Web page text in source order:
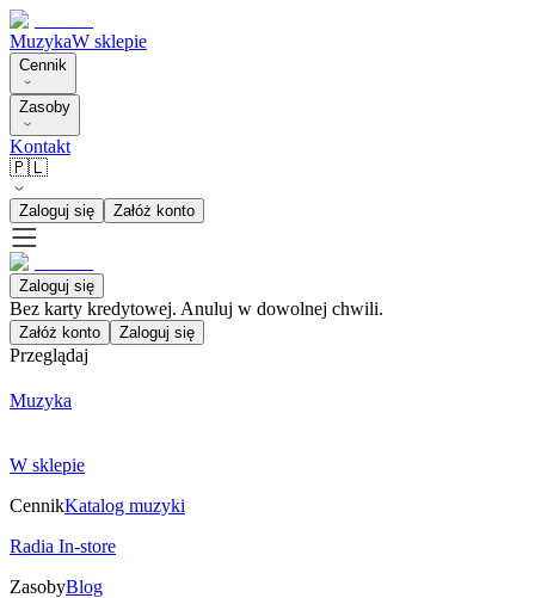
MuzykaW sklepie
Cennik
Zasoby
Kontakt
🇵🇱
Zaloguj się Załóż konto
Zaloguj się
Bez karty kredytowej. Anuluj w dowolnej chwili.
Załóż konto Zaloguj się
Przeglądaj
Muzyka
W sklepie
CennikKatalog muzyki
Radia In-store
ZasobyBlog